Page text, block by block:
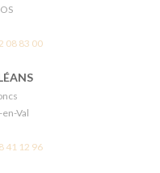
08 83 00
Val
41 12 96